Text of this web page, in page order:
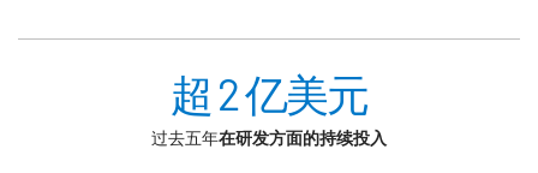
超 2 亿美元
过去五年在研发方面的持续投入